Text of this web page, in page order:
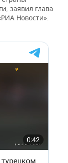
заявил глава
Новости».